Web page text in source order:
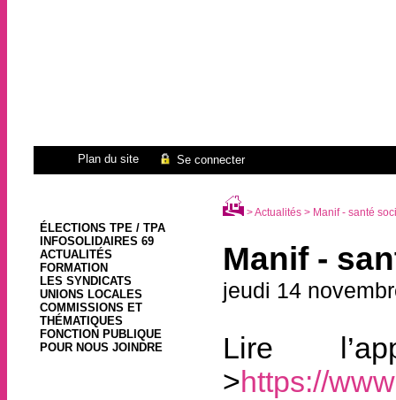
Plan du site Se connecter
ÉLECTIONS TPE / TPA
INFOSOLIDAIRES 69
ACTUALITÉS
FORMATION
LES SYNDICATS
UNIONS LOCALES
COMMISSIONS ET
THÉMATIQUES
FONCTION PUBLIQUE
POUR NOUS JOINDRE
>Actualités> Manif - santé
Manif -
jeudi 14
Lire
>https://